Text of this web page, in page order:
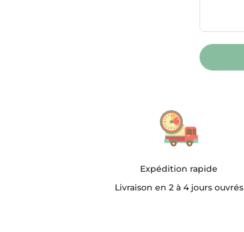
Expédition rapide
Livraison en 2 à 4 jours ouvrés